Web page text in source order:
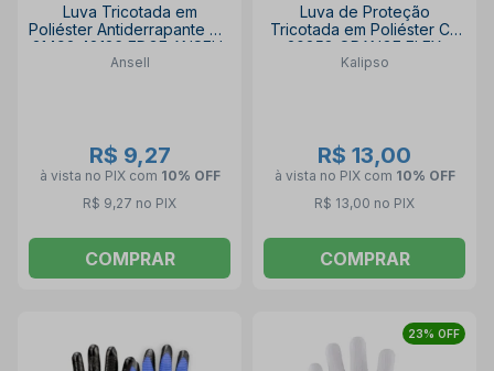
Luva Tricotada em
Poliéster Antiderrapante CA
31492 48126 EDGE ANSELL
Ansell
R$ 9,27
à vista no PIX com 10% OFF
R$ 9,27 no PIX
COMPRAR
Luva de Proteção
Tricotada em Poliéster CA
20858 ORANGE FLEX
KALIPSO
Kalipso
R$ 13,00
à vista no PIX com 10% OFF
R$ 13,00 no PIX
COMPRAR
23% OFF